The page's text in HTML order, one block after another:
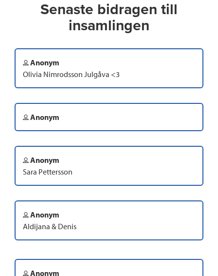
Senaste bidragen till
insamlingen
Anonym
Olivia Nimrodsson Julgåva <3
Anonym
Anonym
Sara Pettersson
Anonym
Aldijana & Denis
Anonym